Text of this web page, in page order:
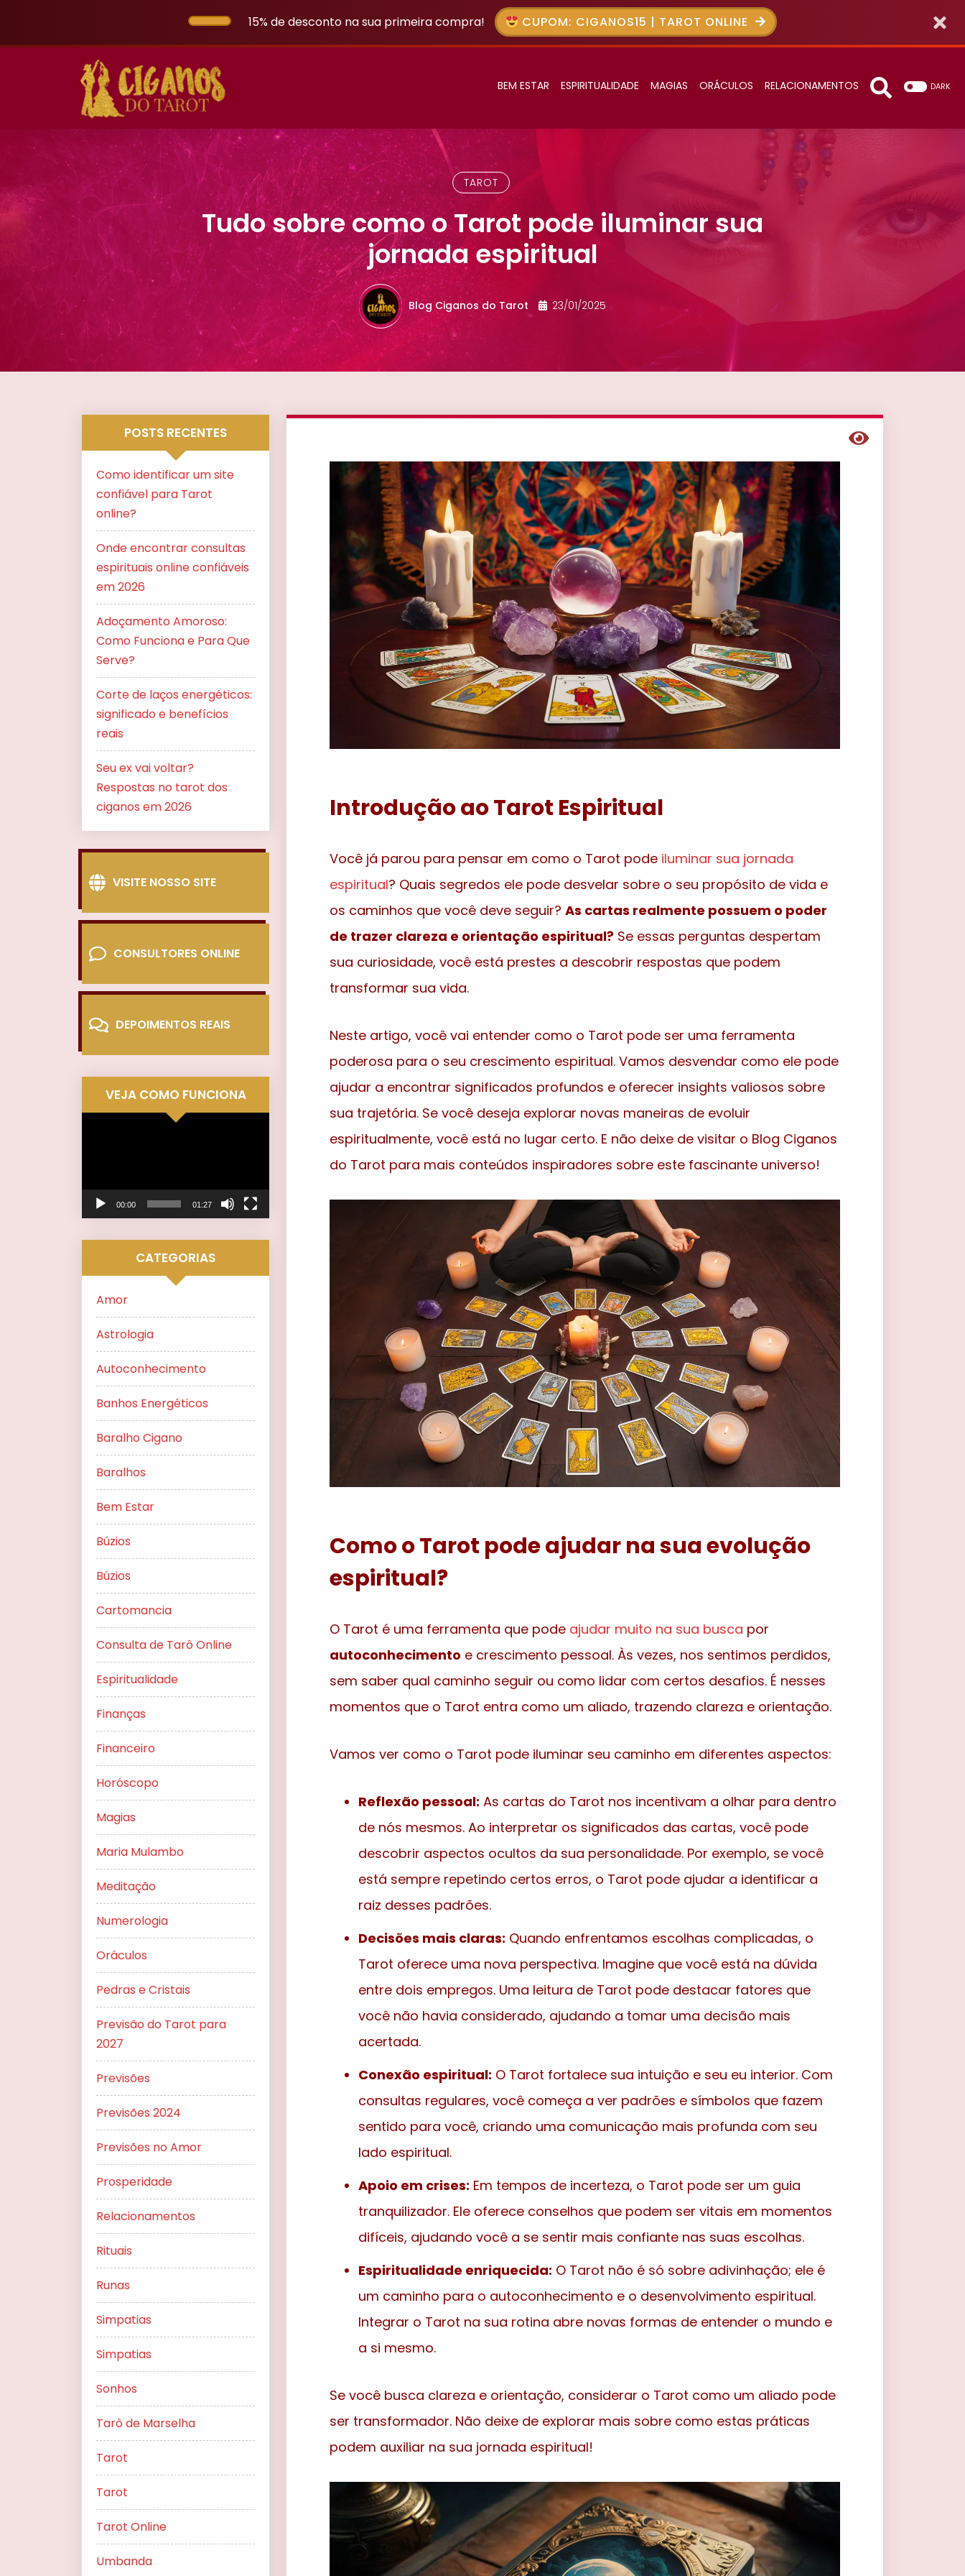
15% de desconto na sua primeira compra! CUPOM: CIGANOS15 | TAROT ONLINE
BEM ESTAR ESPIRITUALIDADE MAGIAS ORÁCULOS RELACIONAMENTOS DARK
TAROT
Tudo sobre como o Tarot pode iluminar sua
jornada espiritual
Blog Ciganos do Tarot 23/01/2025
Introdução ao Tarot Espiritual
Você já parou para pensar em como o Tarot pode iluminar sua jornada
espiritual? Quais segredos ele pode desvelar sobre o seu propósito de vida e
os caminhos que você deve seguir? As cartas realmente possuem o poder
de trazer clareza e orientação espiritual? Se essas perguntas despertam
sua curiosidade, você está prestes a descobrir respostas que podem
transformar sua vida.
Neste artigo, você vai entender como o Tarot pode ser uma ferramenta
poderosa para o seu crescimento espiritual. Vamos desvendar como ele pode
ajudar a encontrar significados profundos e oferecer insights valiosos sobre
sua trajetória. Se você deseja explorar novas maneiras de evoluir
espiritualmente, você está no lugar certo. E não deixe de visitar o Blog Ciganos
do Tarot para mais conteúdos inspiradores sobre este fascinante universo!
Como o Tarot pode ajudar na sua evolução
espiritual?
O Tarot é uma ferramenta que pode ajudar muito na sua busca por
autoconhecimento e crescimento pessoal. Às vezes, nos sentimos perdidos,
sem saber qual caminho seguir ou como lidar com certos desafios. É nesses
momentos que o Tarot entra como um aliado, trazendo clareza e orientação.
Vamos ver como o Tarot pode iluminar seu caminho em diferentes aspectos:
Reflexão pessoal: As cartas do Tarot nos incentivam a olhar para dentro
de nós mesmos. Ao interpretar os significados das cartas, você pode
descobrir aspectos ocultos da sua personalidade. Por exemplo, se você
está sempre repetindo certos erros, o Tarot pode ajudar a identificar a
raiz desses padrões.
Decisões mais claras: Quando enfrentamos escolhas complicadas, o
Tarot oferece uma nova perspectiva. Imagine que você está na dúvida
entre dois empregos. Uma leitura de Tarot pode destacar fatores que
você não havia considerado, ajudando a tomar uma decisão mais
acertada.
Conexão espiritual: O Tarot fortalece sua intuição e seu eu interior. Com
consultas regulares, você começa a ver padrões e símbolos que fazem
sentido para você, criando uma comunicação mais profunda com seu
lado espiritual.
Apoio em crises: Em tempos de incerteza, o Tarot pode ser um guia
tranquilizador. Ele oferece conselhos que podem ser vitais em momentos
difíceis, ajudando você a se sentir mais confiante nas suas escolhas.
Espiritualidade enriquecida: O Tarot não é só sobre adivinhação; ele é
um caminho para o autoconhecimento e o desenvolvimento espiritual.
Integrar o Tarot na sua rotina abre novas formas de entender o mundo e
a si mesmo.
Se você busca clareza e orientação, considerar o Tarot como um aliado pode
ser transformador. Não deixe de explorar mais sobre como estas práticas
podem auxiliar na sua jornada espiritual!
POSTS RECENTES
Como identificar um site
confiável para Tarot
online?
Onde encontrar consultas
espirituais online confiáveis
em 2026
Adoçamento Amoroso:
Como Funciona e Para Que
Serve?
Corte de laços energéticos:
significado e benefícios
reais
Seu ex vai voltar?
Respostas no tarot dos
ciganos em 2026
VISITE NOSSO SITE
CONSULTORES ONLINE
DEPOIMENTOS REAIS
VEJA COMO FUNCIONA
00:00 01:27
CATEGORIAS
Amor
Astrologia
Autoconhecimento
Banhos Energéticos
Baralho Cigano
Baralhos
Bem Estar
Búzios
Búzios
Cartomancia
Consulta de Tarô Online
Espiritualidade
Finanças
Financeiro
Horóscopo
Magias
Maria Mulambo
Meditação
Numerologia
Oráculos
Pedras e Cristais
Previsão do Tarot para
2027
Previsões
Previsões 2024
Previsões no Amor
Prosperidade
Relacionamentos
Rituais
Runas
Simpatias
Simpatias
Sonhos
Tarô de Marselha
Tarot
Tarot
Tarot Online
Umbanda